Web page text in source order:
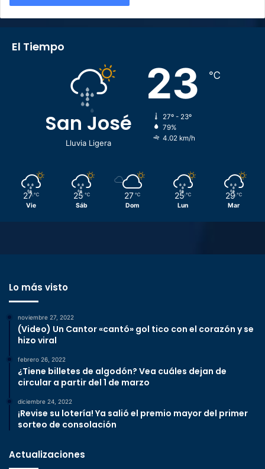
El Tiempo
San José
Lluvia Ligera
23 ℃
27º - 23º
79%
4.02 km/h
27 ℃
Vie
25 ℃
Sáb
27 ℃
Dom
25 ℃
Lun
29 ℃
Mar
Lo más visto
noviembre 27, 2022
(Video) Un Cantor «cantó» gol tico con el corazón y se
hizo viral
febrero 26, 2022
¿Tiene billetes de algodón? Vea cuáles dejan de
circular a partir del 1 de marzo
diciembre 24, 2022
¡Revise su lotería! Ya salió el premio mayor del primer
sorteo de consolación
Actualizaciones